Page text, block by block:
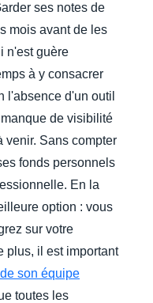
ses notes de
mois avant de les
n'est guère
à y consacrer
l'absence d'un outil
de visibilité
venir. Sans compter
fonds personnels
En la
option : vous
sur votre
plus, il est important
son équipe
toutes les